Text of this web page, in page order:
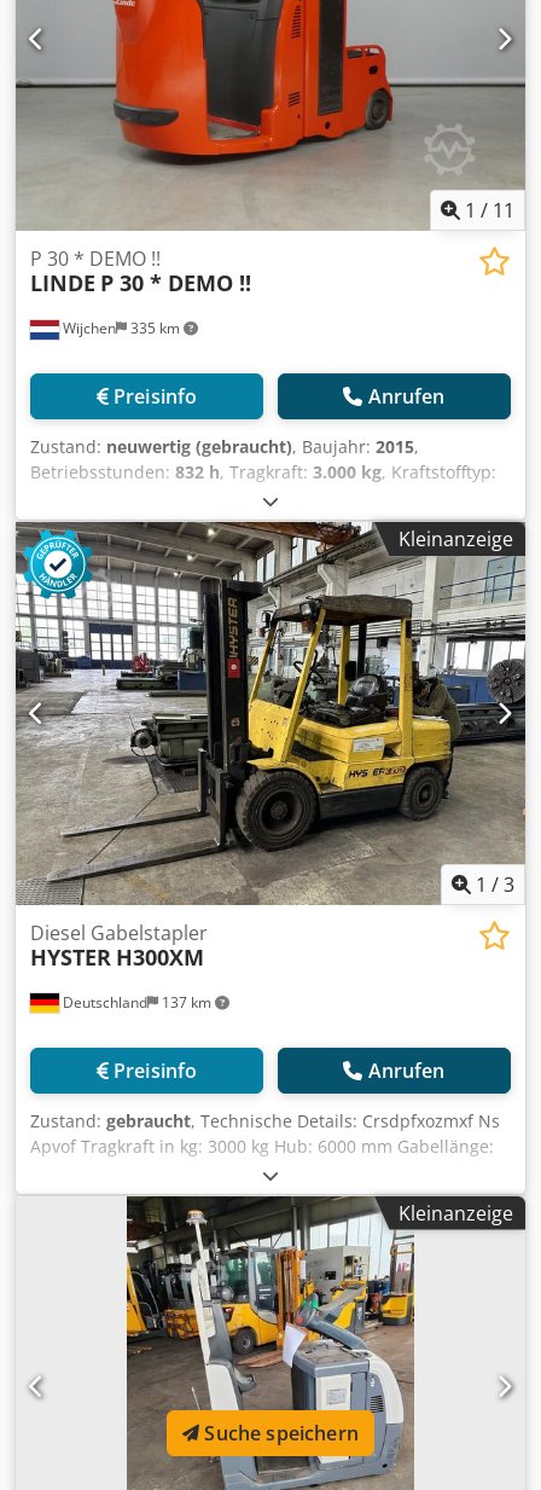
1 / 11
Wijchen 335 km
P 30 * DEMO !!
LINDE P 30 * DEMO !!
Preisinfo Anrufen
Zustand: neuwertig (gebraucht), Baujahr: 2015,
Betriebsstunden: 832 h, Tragkraft: 3.000 kg, Kraftstofftyp:
, Hersteller + Modell: LINDE P 30 ID: 21070.6069
Kategorie: Demogerät Tragfähigkeit: 3000 kg Crsdpfxezq T
Iyo Apvjf Baujahr: 2015 Betriebsstunden: 832 Stunden
Batteriekapazität: 24 V / 420 Ah
Kleinanzeige
1 /3
Deutschland 137 km
Diesel Gabelstapler
HYSTER H300XM
Preisinfo Anrufen
Zustand: gebraucht, Technische Details: Crsdpfxozmxf Ns
Apvof Tragkraft in kg: 3000 kg Hub: 6000 mm Gabellänge:
1200 mm Gewicht ca.: 4500 kg Betriebsstunden: 2532 h
Abmessungen L x B x H: 3,9 x 1,3 x 2,2 m *
Kleinanzeige
Suche speichern